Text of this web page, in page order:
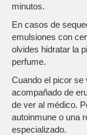
minutos.
En casos de
emulsiones con
olvides hidratar la
perfume.
Cuando el picor se
acompañado de
de ver al médico.
autoinmune o una
especializado.